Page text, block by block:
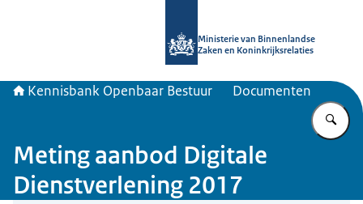
Ministerie van Binnenlandse
Zaken en Koninkrijksrelaties
Kennisbank Openbaar Bestuur Documenten
Meting aanbod Digitale
Dienstverlening 2017